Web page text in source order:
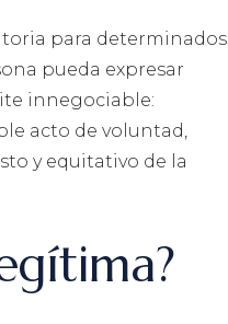
para determinados
pueda expresar
innegociable:
acto de voluntad,
y equitativo de la